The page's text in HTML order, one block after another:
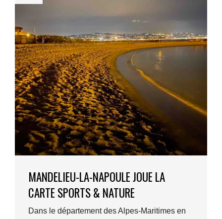
MANDELIEU-LA-NAPOULE JOUE LA
CARTE SPORTS & NATURE
Dans le département des Alpes-Maritimes en